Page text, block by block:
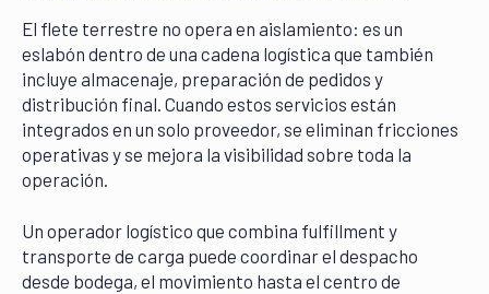
El flete terrestre no opera en aislamiento: es un
eslabón dentro de una cadena logística que también
incluye almacenaje, preparación de pedidos y
distribución final. Cuando estos servicios están
integrados en un solo proveedor, se eliminan fricciones
operativas y se mejora la visibilidad sobre toda la
operación.
Un operador logístico que combina fulfillment y
transporte de carga puede coordinar el despacho
desde bodega, el movimiento hasta el centro de